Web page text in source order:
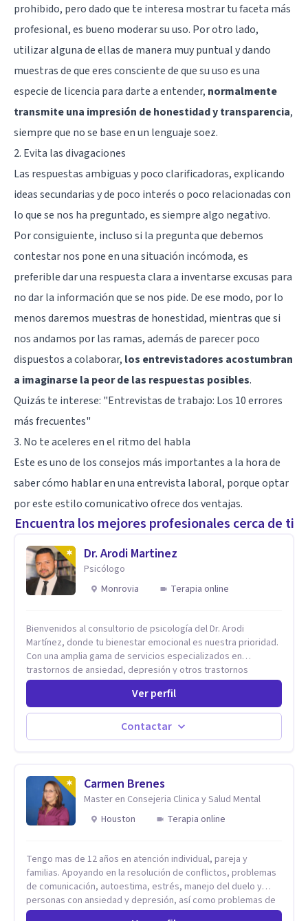
prohibido, pero dado que te interesa mostrar tu faceta más
profesional, es bueno moderar su uso. Por otro lado,
utilizar alguna de ellas de manera muy puntual y dando
muestras de que eres consciente de que su uso es una
especie de licencia para darte a entender, normalmente
transmite una impresión de honestidad y transparencia,
siempre que no se base en un lenguaje soez.
2. Evita las divagaciones
Las respuestas ambiguas y poco clarificadoras, explicando
ideas secundarias y de poco interés o poco relacionadas con
lo que se nos ha preguntado, es siempre algo negativo.
Por consiguiente, incluso si la pregunta que debemos
contestar nos pone en una situación incómoda, es
preferible dar una respuesta clara a inventarse excusas para
no dar la información que se nos pide. De ese modo, por lo
menos daremos muestras de honestidad, mientras que si
nos andamos por las ramas, además de parecer poco
dispuestos a colaborar, los entrevistadores acostumbran
a imaginarse la peor de las respuestas posibles.
Quizás te interese: "Entrevistas de trabajo: Los 10 errores
más frecuentes"
3. No te aceleres en el ritmo del habla
Este es uno de los consejos más importantes a la hora de
saber cómo hablar en una entrevista laboral, porque optar
por este estilo comunicativo ofrece dos ventajas.
Encuentra los mejores profesionales cerca de ti
Dr. Arodi Martinez
Psicólogo
Monrovia
Terapia online
Bienvenidos al consultorio de psicología del Dr. Arodi
Martínez, donde tu bienestar emocional es nuestra prioridad.
Con una amplia gama de servicios especializados en
trastornos de ansiedad, depresión y otros trastornos
emocionales, estamos dedicados a ofrecerte el mejor
tratamiento para mejorar tu salud mental. En nuestro
consultorio, ofrecemos una variedad de terapias y
tratamientos diseñados para satisfacer tus necesidades
específicas: Terapia para Trastornos de Ansiedad y
para ayudarte a recuperar tu bienestar emocional. Terapia
Individual, de Pareja y Familiar: Trabajamos contigo y tus
seres queridos para fortalecer las relaciones y mejorar la
dinámica familiar. Evaluaciones Psicológicas y Terapias
Terapia de exposición Terapia de juego para niños
Tratamiento de Traumas y Trastornos de Estrés
Postraumático: Ofrecemos apoyo psicológico para ayudarte
a superar experiencias traumáticas y mejorar tu calidad de
vida. Tratamiento de Adicciones.
Ver perfil
Contactar
Carmen Brenes
Master en Consejeria Clinica y Salud Mental
Houston
Terapia online
Tengo mas de 12 años en atención individual, pareja y
familias. Apoyando en la resolución de conflictos, problemas
de comunicación, autoestima, estrés, manejo del duelo y
personas con ansiedad y depresión, así como problemas de
conducta y comportamiento. Desarrollo de personas